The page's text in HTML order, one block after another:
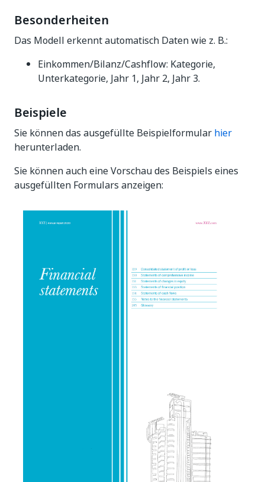
Besonderheiten
Das Modell erkennt automatisch Daten wie z. B.:
Einkommen/Bilanz/Cashflow: Kategorie,
Unterkategorie, Jahr 1, Jahr 2, Jahr 3.
Beispiele
Sie können das ausgefüllte Beispielformular hier
herunterladen.
Sie können auch eine Vorschau des Beispiels eines
ausgefüllten Formulars anzeigen: